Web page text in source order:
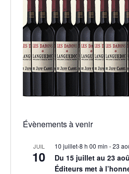
Évènements à venir
JUIL
10
10 juillet-8 h 00 min -23
Du 15 juillet au 23
Éditeurs met à